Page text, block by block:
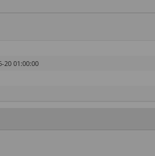
20 01:00:00